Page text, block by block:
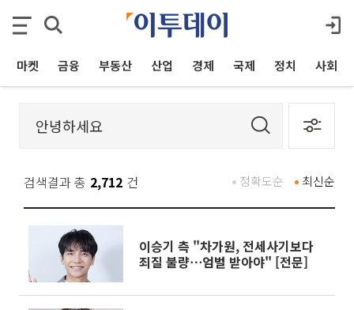
마켓 금융 부동산 산업 경제 국제 정치 사회
검색결과 총 2,712 건 최신순
정확도순
이승기 측 "차가원, 전세사기보다
죄질 불량⋯엄벌 받아야" [전문]